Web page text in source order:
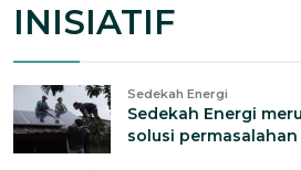
INISIATIF
Sedekah Energi
Sedekah Energi
solusi